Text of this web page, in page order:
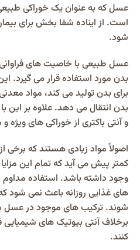
عسل که به عنوان یک خوراکی
است. از ایناده شفا بخش برای
شود.
عسل طبیعی با خاصیت های
بدن مورد استفاده قرار می گیرد.
برای بدن تولید می کند، مواد
بدن انتقال می دهد. علاوه بر
و آنتی باکتری از خوراکی های
اصولاً مواد زیادی هستند که برخی
کمتر پیش می آید که تمام این
وجود داشته باشد. استفاده
های غذایی روزانه باعث نمی شود
شوند. ترکیب های موجود در
برخلاف آنتی بیوتیک های
کنند.